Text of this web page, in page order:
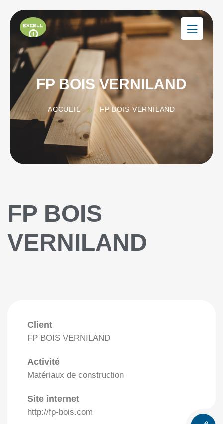
FP BOIS VERNILAND
ACCUEIL FP BOIS VERNILAND
FP BOIS
VERNILAND
Client
FP BOIS VERNILAND
Activité
Matériaux de construction
Site internet
http://fp-bois.com